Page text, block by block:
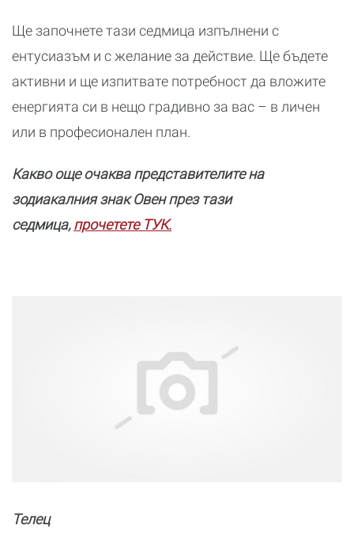
Ще започнете тази седмица изпълнени с
ентусиазъм и с желание за действие. Ще бъдете
активни и ще изпитвате потребност да вложите
енергията си в нещо градивно за вас – в личен
или в професионален план.
Какво още очаква представителите на
зодиакалния знак Овен през тази
седмица,прочетете ТУК.
Телец